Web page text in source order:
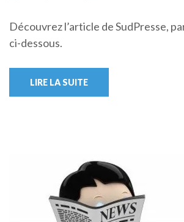
Découvrez l’article de SudPresse,
ci-dessous.
LIRE LA SUITE